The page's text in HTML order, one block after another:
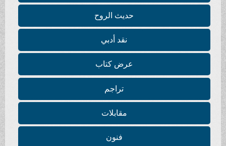
حديث الروح
نقد أدبي
عرض كتاب
تراجم
مقابلات
فنون